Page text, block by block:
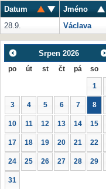
Datum Jméno
28.9.
Václava
Srpen 2026
po út st čt pá so
1
3 4 5 6 7 8
10 11 12 13 14 15
17 18 19 20 21 22
24 25 26 27 28 29
31